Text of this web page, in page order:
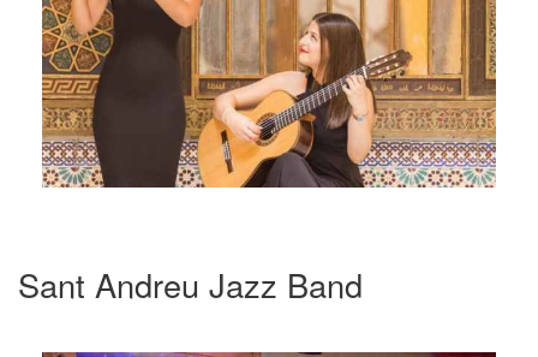
Sant Andreu Jazz Band